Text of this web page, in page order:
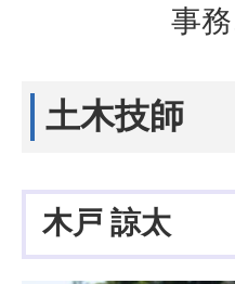
事
土木技師
木戸 諒太